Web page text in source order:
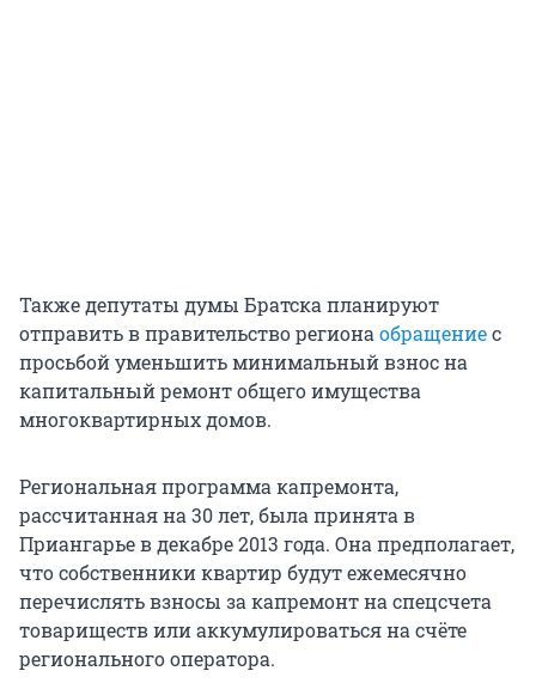
Также депутаты думы Братска планируют
отправить в правительство региона обращениес
просьбой уменьшить минимальный взнос на
капитальный ремонт общего имущества
многоквартирных домов.
Региональная программа капремонта,
рассчитанная на 30 лет, была принята в
Приангарье в декабре 2013 года. Она предполагает,
что собственники квартир будут ежемесячно
перечислять взносы за капремонт на спецсчета
товариществ или аккумулироваться на счёте
регионального оператора.